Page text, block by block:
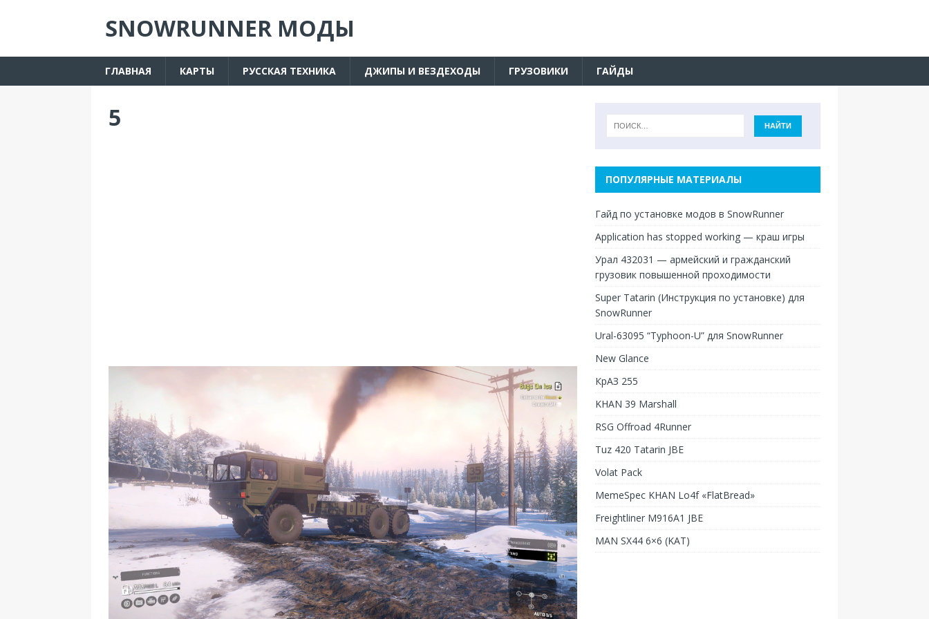
SNOWRUNNER МОДЫ
ГЛАВНАЯ КАРТЫ РУССКАЯ ТЕХНИКА ДЖИПЫ И ВЕЗДЕХОДЫ ГРУЗОВИКИ ГАЙДЫ
5
ПОПУЛЯРНЫЕ МАТЕРИАЛЫ
Гайд по установке модов в SnowRunner
Application has stopped working — краш игры
Урал 432031 — армейский и гражданский
грузовик повышенной проходимости
Super Tatarin (Инструкция по установке) для
SnowRunner
Ural-63095 “Typhoon-U” для SnowRunner
New Glance
КрАЗ 255
KHAN 39 Marshall
RSG Offroad 4Runner
Tuz 420 Tatarin JBE
Volat Pack
MemeSpec KHAN Lo4f «FlatBread»
Freightliner M916A1 JBE
MAN SX44 6×6 (KAT)